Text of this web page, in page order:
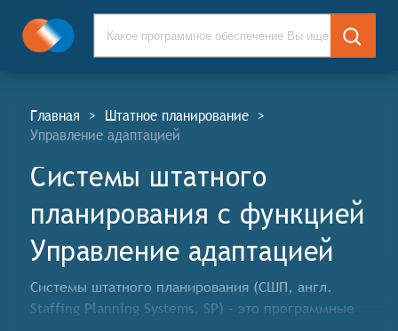
Главная > Штатное планирование >
Управление адаптацией
Системы штатного
планирования c функцией
Управление адаптацией
Системы штатного планирования (СШП, англ.
Staffing Planning Systems, SP) – это программные